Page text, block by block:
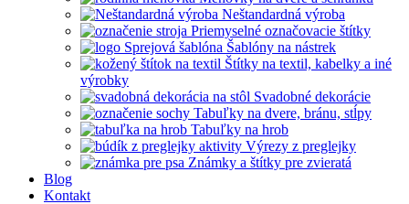
Neštandardná výroba
Priemyselné označovacie štítky
Šablóny na nástrek
Štítky na textil, kabelky a iné
výrobky
Svadobné dekorácie
Tabuľky na dvere, bránu, stĺpy
Tabuľky na hrob
Výrezy z preglejky
Známky a štítky pre zvieratá
Blog
Kontakt